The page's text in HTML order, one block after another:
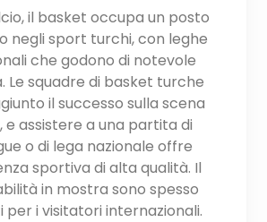
il basket occupa un posto
negli sport turchi, con leghe
che godono di notevole
Le squadre di basket turche
il successo sulla scena
e assistere a una partita di
o di lega nazionale offre
sportiva di alta qualità. Il
in mostra sono spesso
per i visitatori internazionali.